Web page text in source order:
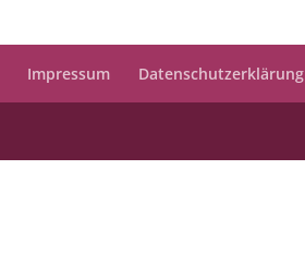
Impressum Datenschutzerklärung